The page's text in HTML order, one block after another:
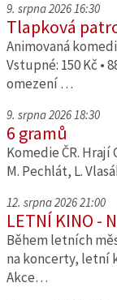
9. srpna 2026 16:30
Tlapková
Animovaná
Vstupné: 150 Kč •
omezení …
9. srpna 2026 18:30
6 gramů
Komedie ČR. Hrají
M. Pechlát, L.
12. srpna 2026 21:00
LETNÍ KINO -
Během letních
na koncerty, letní
Akce…